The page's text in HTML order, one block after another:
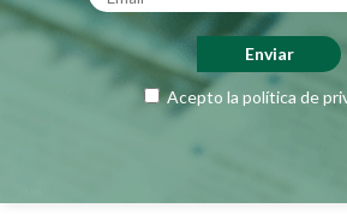
Acepto la política de